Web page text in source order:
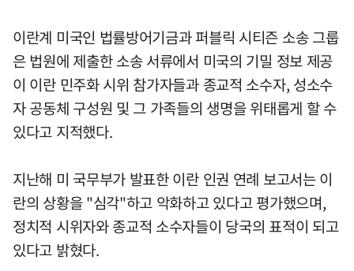
이란계 미국인 법률방어기금과 퍼블릭 시티즌 소송 그룹
은 법원에 제출한 소송 서류에서 미국의 기밀 정보 제공
이 이란 민주화 시위 참가자들과 종교적 소수자, 성소수
자 공동체 구성원 및 그 가족들의 생명을 위태롭게 할 수
있다고 지적했다.
지난해 미 국무부가 발표한 이란 인권 연례 보고서는 이
란의 상황을 "심각"하고 악화하고 있다고 평가했으며,
정치적 시위자와 종교적 소수자들이 당국의 표적이 되고
있다고 밝혔다.